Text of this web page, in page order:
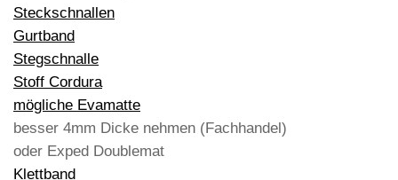
Steckschnallen
Gurtband
Stegschnalle
Stoff Cordura
mögliche Evamatte
besser 4mm Dicke nehmen (Fachhandel)
oder Exped Doublemat
Klettband